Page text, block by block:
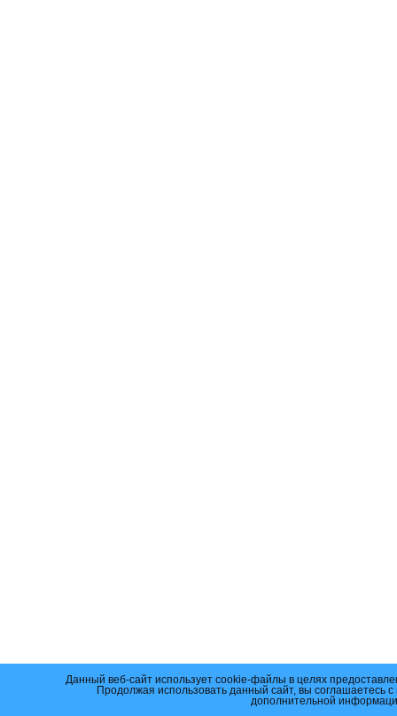
Данный веб-сайт использует cookie-файлы в целях
Продолжая использовать данный сайт, вы соглашаетесь
дополнительной